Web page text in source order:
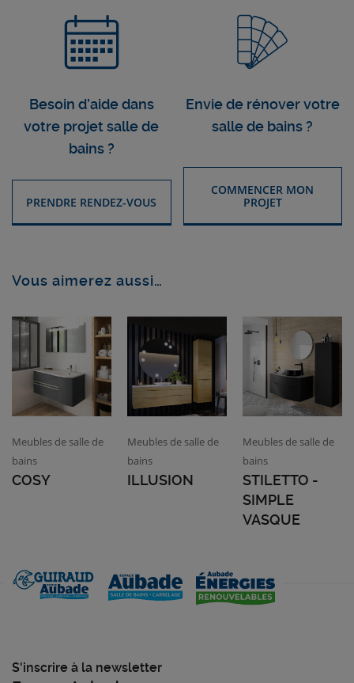
Besoin d’aide dans
votre projet salle de
bains ?
PRENDRE RENDEZ-VOUS
Envie de rénover votre
salle de bains ?
COMMENCER MON
PROJET
Vous aimerez aussi…
Meubles de salle de
bains
COSY
Meubles de salle de
bains
ILLUSION
Meubles de salle de
bains
STILETTO -
SIMPLE
VASQUE
S'inscrire à la newsletter